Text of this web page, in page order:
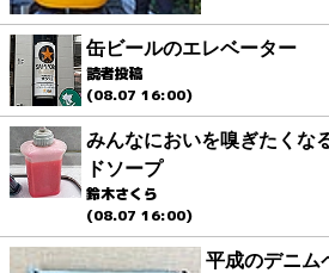
缶ビールのエレベーター
読者投稿
(08.07 16:00)
みんなにおいを嗅ぎたくな
ドソープ
鈴木さくら
(08.07 16:00)
平成のデニム